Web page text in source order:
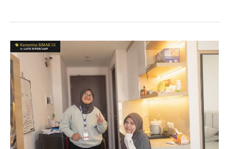
Lagi
Cari
Bimbel
SIMAK
UI
Terbaik?
simakui.id
Jawabannya!